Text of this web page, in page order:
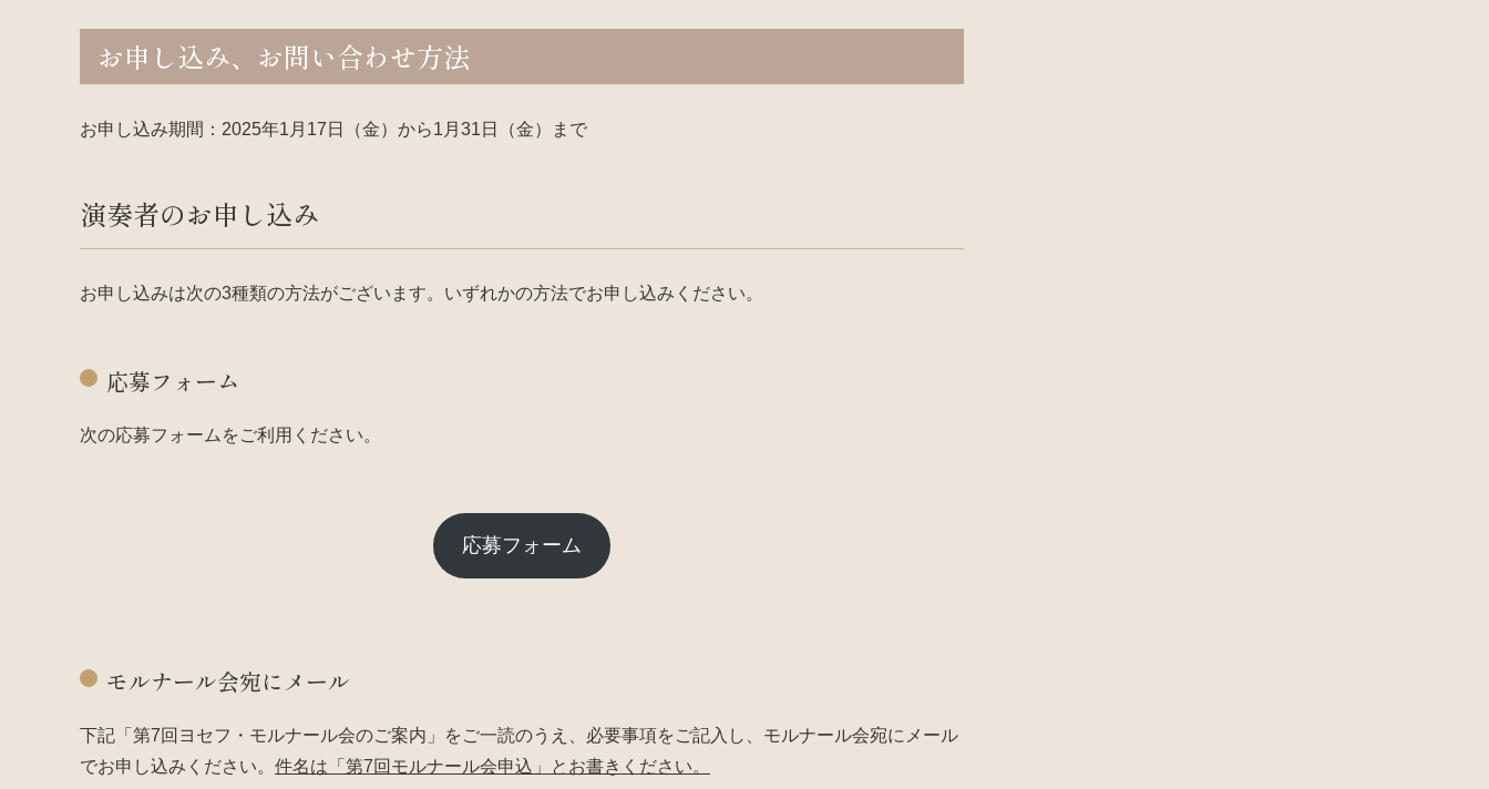
お申し込み、お問い合わせ方法
お申し込み期間：2025年1月17日（金）から1月31日（金）まで
演奏者のお申し込み
お申し込みは次の3種類の方法がございます。いずれかの方法でお申し込みください。
応募フォーム
次の応募フォームをご利用ください。
応募フォーム
モルナール会宛にメール
下記「第7回ヨセフ・モルナール会のご案内」をご一読のうえ、必要事項をご記入し、モルナール会宛にメール
でお申し込みください。 件名は「第7回モルナール会申込」とお書きください。